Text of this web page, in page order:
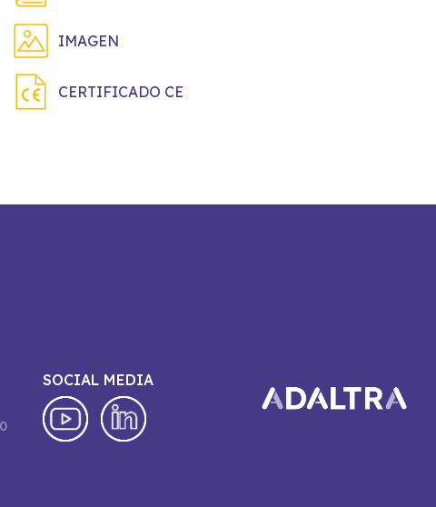
IMAGEN
CERTIFICADO CE
SOCIAL MEDIA